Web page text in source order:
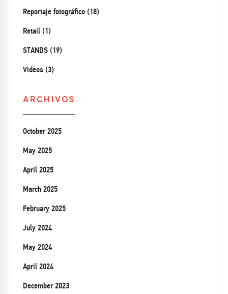
Reportaje fotográfico (18)
Retail (1)
STANDS (19)
Videos (3)
ARCHIVOS
October 2025
May 2025
April 2025
March 2025
February 2025
July 2024
May 2024
April 2024
December 2023